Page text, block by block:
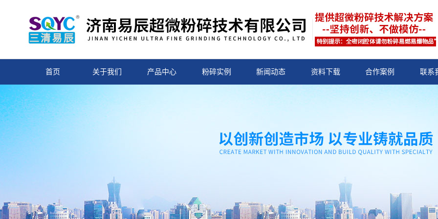
首页 关于我们 产品中心 粉碎实例 新闻动态 资料下载 合作案例 联系